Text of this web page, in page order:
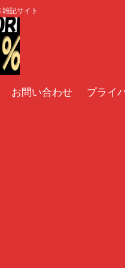
記サイト
お問い合わせ プライ